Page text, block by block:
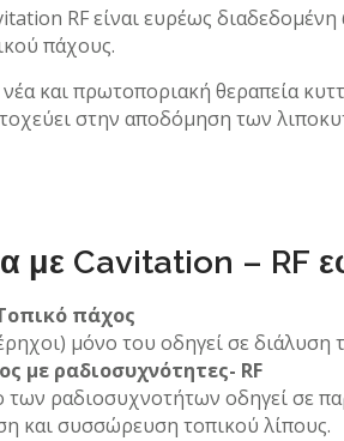
RF είναι ευρέως
πάχους.
και πρωτοποριακή θεραπεία
στην αποδόμηση των
με Cavitation – RF
πάχος
μόνο του οδηγεί σε διάλυση
με ραδιοσυχνότητες- RF
ραδιοσυχνοτήτων οδηγεί σε
και συσσώρευση τοπικού λίπους.